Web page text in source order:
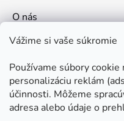
Vážime si vaše súkromie
Používame súbory
personalizáciu reklám
účinnosti. Môžeme
adresa alebo údaje o
O nás
Kontakt
Ako nakupovať
Obchodné podmienky
Ochrana osobných údajov